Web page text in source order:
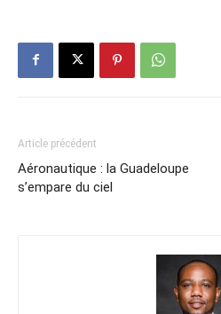
Article précédent
Aéronautique : la Guadeloupe
s’empare du ciel